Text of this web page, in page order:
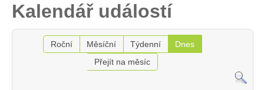
Kalendář událostí
Roční Měsíční Týdenní
Dnes
Přejít na měsíc